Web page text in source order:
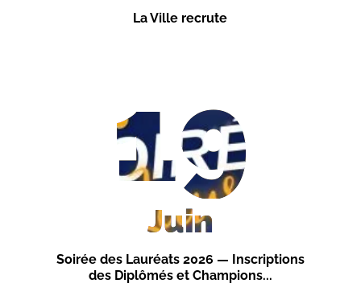
La Ville recrute
Soirée des Lauréats 2026 — Inscriptions
des Diplômés et Champions...
19
Juin